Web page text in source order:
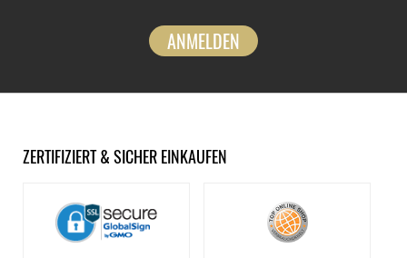
ANMELDEN
ZERTIFIZIERT & SICHER EINKAUFEN